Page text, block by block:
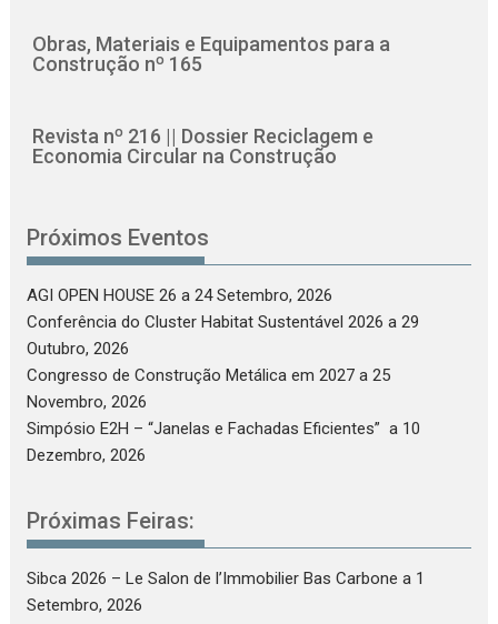
Obras, Materiais e Equipamentos para a
Construção nº 165
Revista nº 216 || Dossier Reciclagem e
Economia Circular na Construção
Próximos Eventos
AGI OPEN HOUSE 26 a 24 Setembro, 2026
Conferência do Cluster Habitat Sustentável 2026 a 29
Outubro, 2026
Congresso de Construção Metálica em 2027 a 25
Novembro, 2026
Simpósio E2H – “Janelas e Fachadas Eficientes” a 10
Dezembro, 2026
Próximas Feiras:
Sibca 2026 – Le Salon de l’Immobilier Bas Carbone a 1
Setembro, 2026